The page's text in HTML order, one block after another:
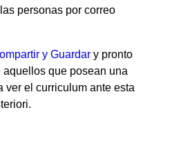
personas por correo
y Guardar y pronto
que posean una
ver el curriculum ante esta